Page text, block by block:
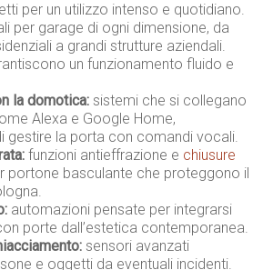
per un utilizzo intenso e quotidiano.
per garage di ogni dimensione, da
a grandi strutture aziendali.
un funzionamento fluido e
la domotica: sistemi che si collegano
Alexa e Google Home,
gestire la porta con comandi vocali.
funzioni antieffrazione e chiusure
portone basculante che proteggono il
automazioni pensate per integrarsi
porte dall’estetica contemporanea.
sensori avanzati
e oggetti da eventuali incidenti.